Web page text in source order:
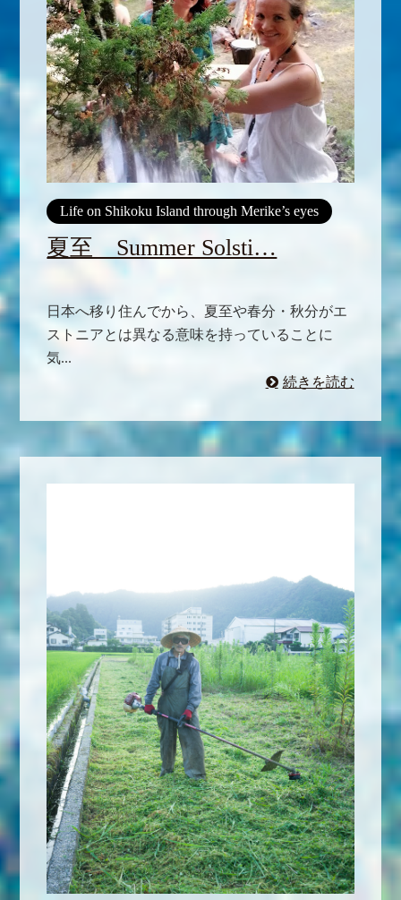
Life on Shikoku Island through Merike’s eyes
夏至 Summer Solsti…
日本へ移り住んでから、夏至や春分・秋分がエ
ストニアとは異なる意味を持っていることに
気...
続きを読む